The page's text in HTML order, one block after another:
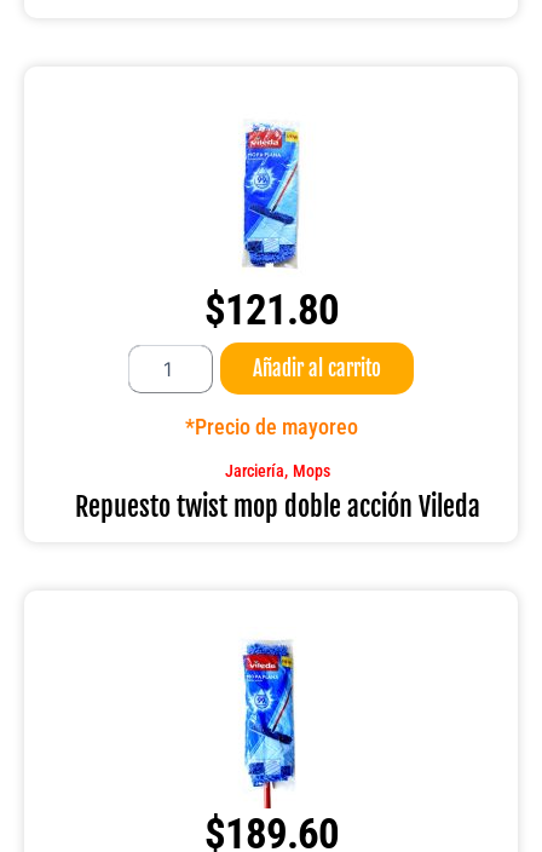
$121.80
Repuesto
mop
cantidad
Añadir al carrito
*Precio de mayoreo
Jarciería, Mops
Repuesto twist mop doble acción Vileda
$189.60